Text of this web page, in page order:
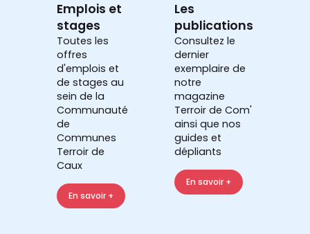
Emplois et
stages
Toutes les
offres
d'emplois et
de stages au
sein de la
Communauté
de
Communes
Terroir de
Caux
En savoir +
Les
publications
Consultez le
dernier
exemplaire de
notre
magazine
Terroir de Com'
ainsi que nos
guides et
dépliants
En savoir +